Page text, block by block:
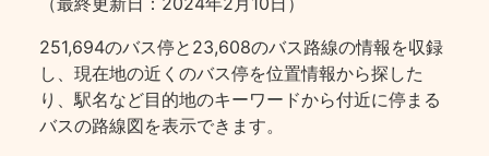
251,694のバス停と23,608のバス路線の情報を収録
し、現在地の近くのバス停を位置情報から探した
り、駅名など目的地のキーワードから付近に停まる
バスの路線図を表示できます。